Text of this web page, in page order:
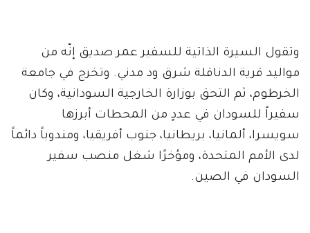
وتقول السيرة الذاتية للسفير عمر صديق إنّه من
مواليد قرية الدناقلة شرق ود مدني. وتخرج في جامعة
الخرطوم، ثم التحق بوزارة الخارجية السودانية، وكان
سفيراً للسودان في عددٍ من المحطات أبرزها
سويسرا، ألمانيا، بريطانيا، جنوب أفريقيا، ومندوباً دائماً
لدى الأمم المتحدة، ومؤخرًا شغل منصب سفير
السودان في الصين.